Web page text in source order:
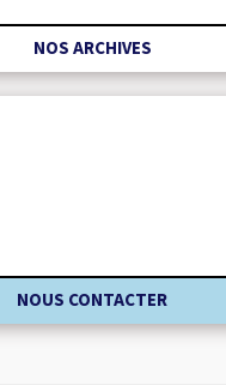
NOS ARCHIVES
NOUS CONTACTER